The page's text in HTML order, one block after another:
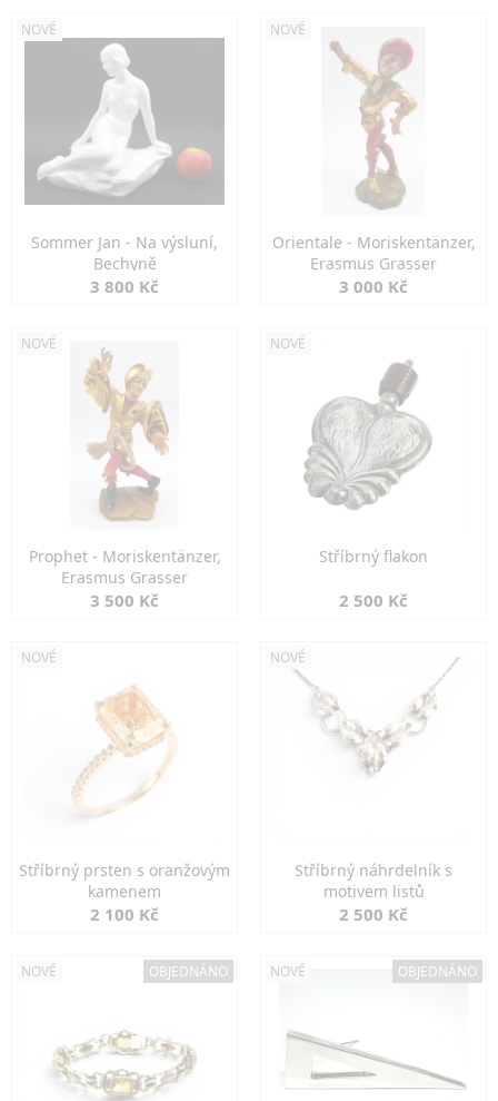
NOVÉ
Sommer Jan - Na výsluní,
Bechyně
3 800 Kč
NOVÉ
Orientale - Moriskentänzer,
Erasmus Grasser
3 000 Kč
NOVÉ
Prophet - Moriskentänzer,
Erasmus Grasser
3 500 Kč
NOVÉ
Stříbrný flakon
2 500 Kč
NOVÉ
Stříbrný prsten s oranžovým
kamenem
2 100 Kč
NOVÉ
Stříbrný náhrdelník s
motivem listů
2 500 Kč
NOVÉ OBJEDNÁNO NOVÉ OBJEDNÁNO